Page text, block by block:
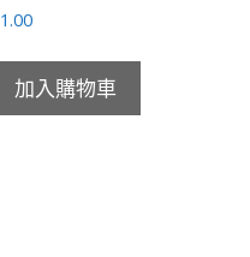
1.00
加入購物車